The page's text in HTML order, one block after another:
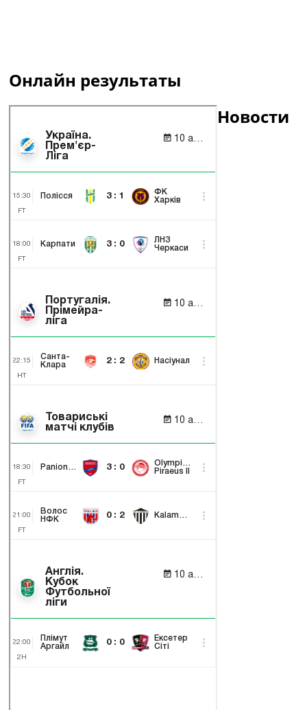
Онлайн результаты
Новости